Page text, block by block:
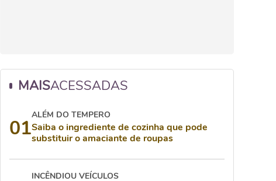
MAISACESSADAS
01
ALÉM DO TEMPERO
Saiba o ingrediente de cozinha que pode
substituir o amaciante de roupas
INCÊNDIOU VEÍCULOS